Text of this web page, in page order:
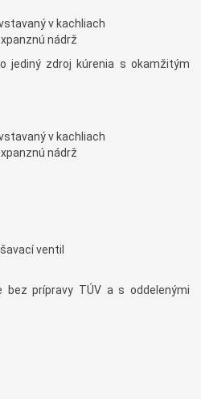
v kachliach
nádrž
jediný zdroj kúrenia s okamžitým
v kachliach
nádrž
ventil
prípravy TÚV a s oddelenými